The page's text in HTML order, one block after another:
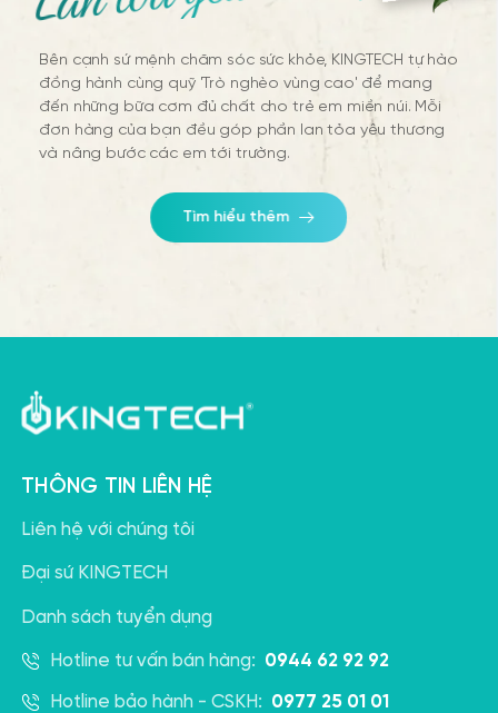
Bên cạnh sứ mệnh chăm sóc sức khỏe, KINGTECH tự hào
đồng hành cùng quỹ 'Trò nghèo vùng cao' để mang
đến những bữa cơm đủ chất cho trẻ em miền núi. Mỗi
đơn hàng của bạn đều góp phần lan tỏa yêu thương
và nâng bước các em tới trường.
Tìm hiểu thêm
THÔNG TIN LIÊN HỆ
Liên hệ với chúng tôi
Đại sứ KINGTECH
Danh sách tuyển dụng
Hotline tư vấn bán hàng: 0944 62 92 92
Hotline bảo hành - CSKH: 0977 25 01 01